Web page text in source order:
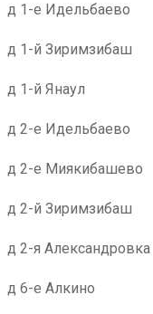
д 1-е Идельбаево
д 1-й Зиримзибаш
д 1-й Янаул
д 2-е Идельбаево
д 2-е Миякибашево
д 2-й Зиримзибаш
д 2-я Александровка
д 6-е Алкино